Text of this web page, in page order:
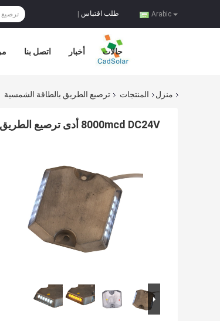
Arabic طلب اقتباس
اتصل بنا أخبار حالات
منزل المنتجات ترصيع الطريق بالطاقة الشمسية
8000mcd DC24V أدى ترصيع الطريق السلكية أحادي البلورية للنفق